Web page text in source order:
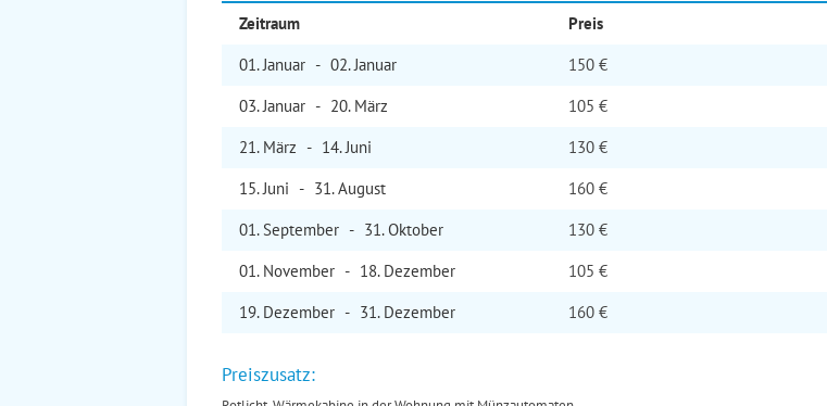
Zeitraum
Preis
01. Januar - 02. Januar
150 €
03. Januar - 20. März
105 €
21. März - 14. Juni
130 €
15. Juni - 31. August
160 €
01. September - 31. Oktober
130 €
01. November - 18. Dezember
105 €
19. Dezember - 31. Dezember 160 €
Preiszusatz: